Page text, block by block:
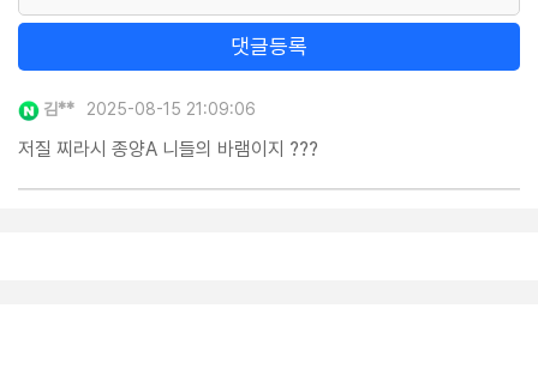
댓글등록
김** 2025-08-15 21:09:06
저질 찌라시 종양A 니들의 바램이지 ???